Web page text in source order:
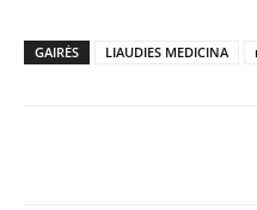
GAIRĖS LIAUDIES MEDICINA